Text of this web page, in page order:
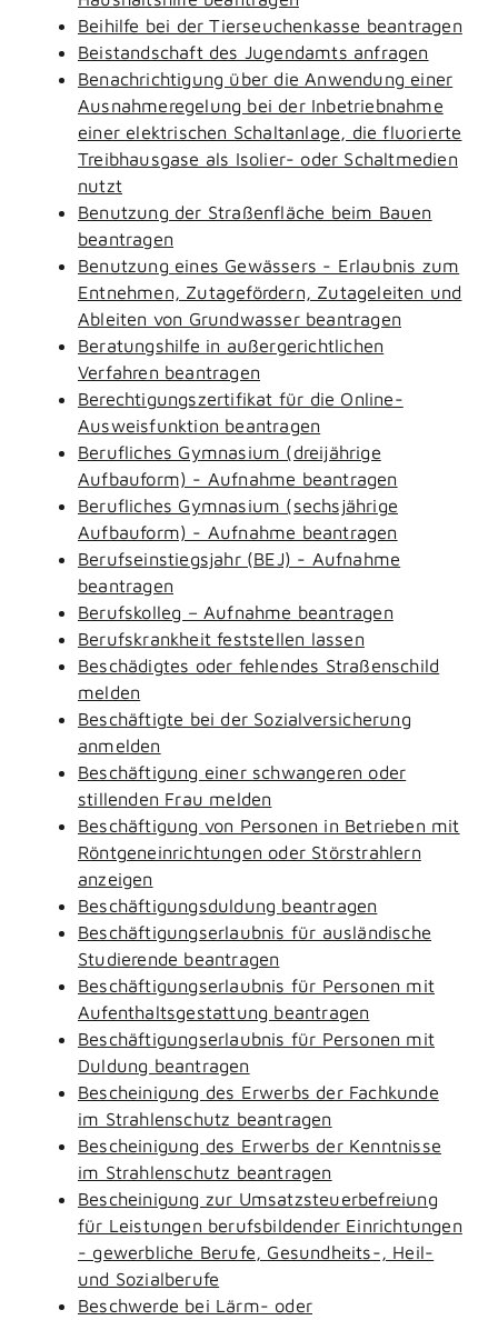
Beihilfe bei der Tierseuchenkasse beantragen
Beistandschaft des Jugendamts anfragen
Benachrichtigung über die Anwendung einer
Ausnahmeregelung bei der Inbetriebnahme
einer elektrischen Schaltanlage, die fluorierte
Treibhausgase als Isolier- oder Schaltmedien
nutzt
Benutzung der Straßenfläche beim Bauen
beantragen
Benutzung eines Gewässers - Erlaubnis zum
Entnehmen, Zutagefördern, Zutageleiten und
Ableiten von Grundwasser beantragen
Beratungshilfe in außergerichtlichen
Verfahren beantragen
Berechtigungszertifikat für die Online-
Ausweisfunktion beantragen
Berufliches Gymnasium (dreijährige
Aufbauform) - Aufnahme beantragen
Berufliches Gymnasium (sechsjährige
Aufbauform) - Aufnahme beantragen
Berufseinstiegsjahr (BEJ) - Aufnahme
beantragen
Berufskolleg – Aufnahme beantragen
Berufskrankheit feststellen lassen
Beschädigtes oder fehlendes Straßenschild
melden
Beschäftigte bei der Sozialversicherung
anmelden
Beschäftigung einer schwangeren oder
stillenden Frau melden
Beschäftigung von Personen in Betrieben mit
Röntgeneinrichtungen oder Störstrahlern
anzeigen
Beschäftigungsduldung beantragen
Beschäftigungserlaubnis für ausländische
Studierende beantragen
Beschäftigungserlaubnis für Personen mit
Aufenthaltsgestattung beantragen
Beschäftigungserlaubnis für Personen mit
Duldung beantragen
Bescheinigung des Erwerbs der Fachkunde
im Strahlenschutz beantragen
Bescheinigung des Erwerbs der Kenntnisse
im Strahlenschutz beantragen
Bescheinigung zur Umsatzsteuerbefreiung
für Leistungen berufsbildender Einrichtungen
- gewerbliche Berufe, Gesundheits-, Heil-
und Sozialberufe
Beschwerde bei Lärm- oder